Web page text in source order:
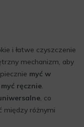
i łatwe czyszczenie
mechanizm, aby
myć w
myć ręcznie.
, co
między różnymi